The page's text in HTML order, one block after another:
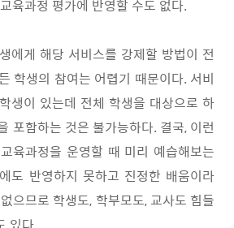
육과정 평가에 반영할 수도 없다.
에게 해당 서비스를 강제할 방법이 전
학생의 참여는 어렵기 때문이다. 서비
생이 있는데 전체 학생을 대상으로 하
포함하는 것은 불가능하다. 결국, 이런
육과정을 운영할 때 미리 예습해보는
도 반영하지 못하고 진정한 배움이라
으므로 학생도, 학부모도,교사도 힘들